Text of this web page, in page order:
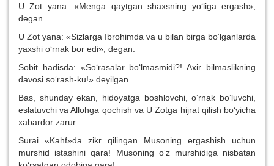
U Zot yana: «Menga qaytgan shaxsning yo‘liga ergash»,
degan.
U Zot yana: «Sizlarga Ibrohimda va u bilan birga bo‘lganlarda
yaxshi o‘rnak bor edi», degan.
Sobit hadisda: «So‘rasalar bo‘lmasmidi?! Axir bilmaslikning
davosi so‘rash-ku!» deyilgan.
Bas, shunday ekan, hidoyatga boshlovchi, o‘rnak bo‘luvchi,
eslatuvchi va Allohga qochish va U Zotga hijrat qilish bo‘yicha
xabardor zarur.
Surai «Kahf»da zikr qilingan Musoning ergashish uchun
murshid istashini qara! Musoning o‘z murshidiga nisbatan